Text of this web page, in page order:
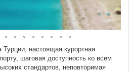
Турции, настоящая курортная
шаговая доступность ко всем
стандартов, неповторимая